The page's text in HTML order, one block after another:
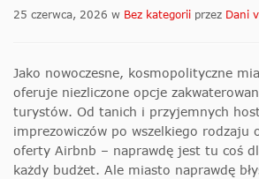
25 czerwca, 2026 w Bez kategorii przez Dani
Jako nowoczesne, kosmopolityczne
oferuje niezliczone opcje
turystów. Od tanich i przyjemnych
imprezowiczów po wszelkiego rodzaju
oferty Airbnb – naprawdę jest tu coś
każdy budżet. Ale miasto naprawdę